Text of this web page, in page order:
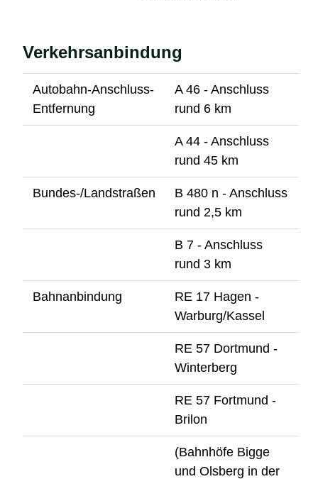
Verkehrsanbindung
Autobahn-Anschluss-
Entfernung
A 46 - Anschluss
rund 6 km
A 44 - Anschluss
rund 45 km
Bundes-/Landstraßen
B 480 n - Anschluss
rund 2,5 km
B 7 - Anschluss
rund 3 km
Bahnanbindung
RE 17 Hagen -
Warburg/Kassel
RE 57 Dortmund -
Winterberg
RE 57 Fortmund -
Brilon
(Bahnhöfe Bigge
und Olsberg in der